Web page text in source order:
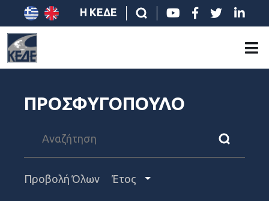
Η ΚΕΔΕ
ΠΡΟΣΦΥΓΟΠΟΥΛΟ
Προβολή Όλων Έτος